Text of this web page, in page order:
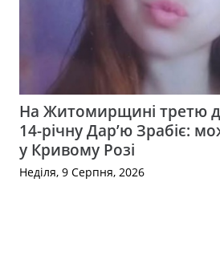
На Житомирщині третю
14-річну Дар’ю Зрабіє:
у Кривому Розі
Неділя, 9 Серпня, 2026